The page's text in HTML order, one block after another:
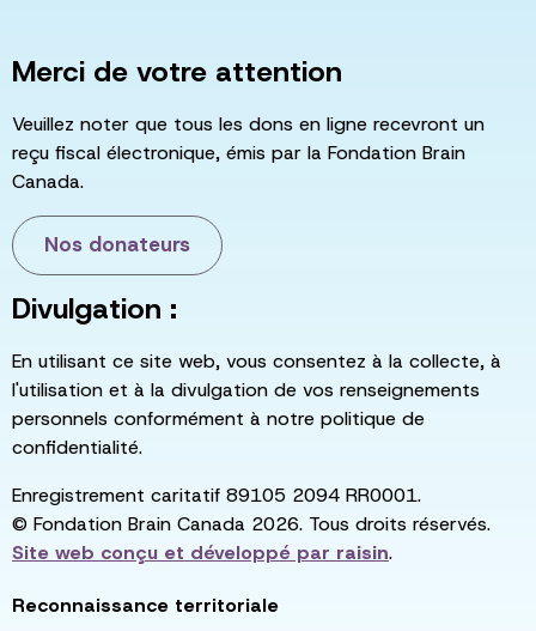
Merci de votre attention
Veuillez noter que tous les dons en ligne recevront un
reçu fiscal électronique, émis par la Fondation Brain
Canada.
Nos donateurs
Divulgation :
En utilisant ce site web, vous consentez à la collecte, à
l'utilisation et à la divulgation de vos renseignements
personnels conformément à notre politique de
confidentialité.
Enregistrement caritatif 89105 2094 RR0001.
© Fondation Brain Canada 2026. Tous droits réservés.
Site web conçu et développé par raisin.
Reconnaissance territoriale